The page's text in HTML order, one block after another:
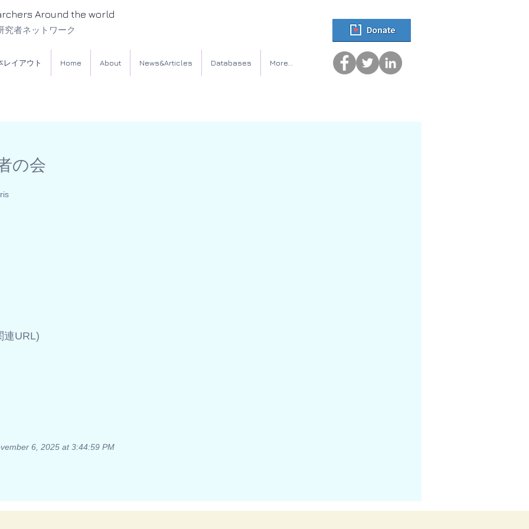
Around the world
究者ネットワーク
レイアウト Home About News&Articles Databases More...
の会
連URL)
6, 2025 at 3:44:59 PM